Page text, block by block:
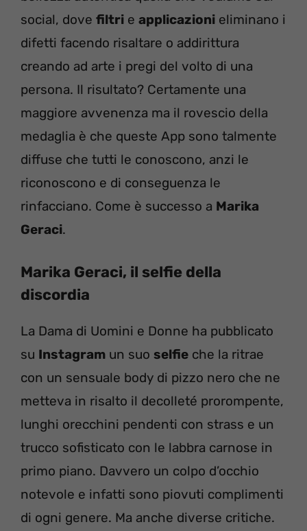
social, dove filtri e applicazioni eliminano i
difetti facendo risaltare o addirittura
creando ad arte i pregi del volto di una
persona. Il risultato? Certamente una
maggiore avvenenza ma il rovescio della
medaglia è che queste App sono talmente
diffuse che tutti le conoscono, anzi le
riconoscono e di conseguenza le
rinfacciano. Come è successo a Marika
Geraci.
Marika Geraci, il selfie della
discordia
La Dama di Uomini e Donne ha pubblicato
su Instagram un suo selfie che la ritrae
con un sensuale body di pizzo nero che ne
metteva in risalto il decolleté prorompente,
lunghi orecchini pendenti con strass e un
trucco sofisticato con le labbra carnose in
primo piano. Davvero un colpo d’occhio
notevole e infatti sono piovuti complimenti
di ogni genere. Ma anche diverse critiche.